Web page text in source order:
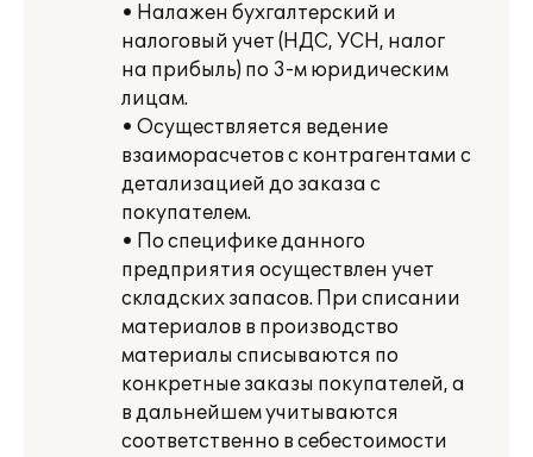
• Налажен бухгалтерский и
налоговый учет (НДС, УСН, налог
на прибыль) по 3-м юридическим
лицам.
• Осуществляется ведение
взаиморасчетов с контрагентами с
детализацией до заказа с
покупателем.
• По специфике данного
предприятия осуществлен учет
складских запасов. При списании
материалов в производство
материалы списываются по
конкретные заказы покупателей, а
в дальнейшем учитываются
соответственно в себестоимости